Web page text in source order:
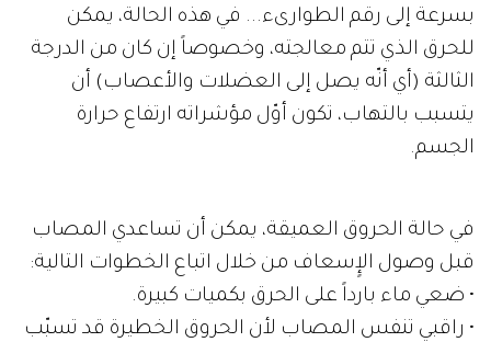
بسرعة إلى رقم الطوارىء... في هذه الحالة، يمكن
للحرق الذي تتم معالجته، وخصوصاً إن كان من الدرجة
الثالثة (أي أنّه يصل إلى العضلات والأعصاب) أن
يتسبب بالتهاب، تكون أوّل مؤشراته ارتفاع حرارة
الجسم.
في حالة الحروق العميقة، يمكن أن تساعدي المصاب
قبل وصول الإٍسعاف من خلال اتباع الخطوات التالية:
• ضعي ماء بارداً على الحرق بكميات كبيرة.
• راقبي تنفس المصاب لأن الحروق الخطيرة قد تسبّب